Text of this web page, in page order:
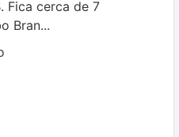
Fica cerca de 7
Bran...